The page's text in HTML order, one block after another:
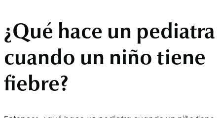
¿Qué hace un pediatra
cuando un niño tiene
fiebre?